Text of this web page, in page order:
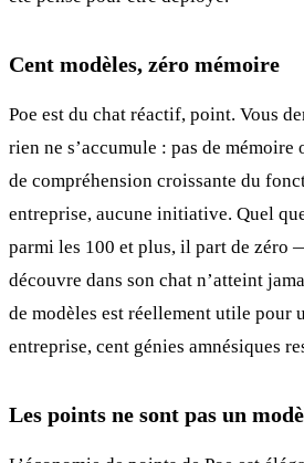
Cent modèles, zéro mémoire
Poe est du chat réactif, point. Vous
rien ne s’accumule : pas de
de compréhension croissante du
entreprise, aucune initiative. Quel
parmi les 100 et plus, il part de zéro
découvre dans son chat n’atteint
de modèles est réellement utile pour
entreprise, cent génies amnésiques
Les points ne sont pas un